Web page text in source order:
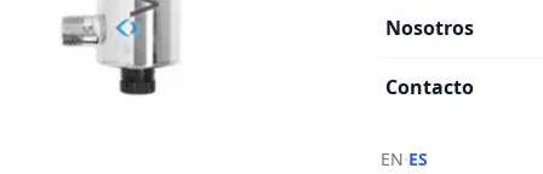
Nosotros
Contacto
EN·ES